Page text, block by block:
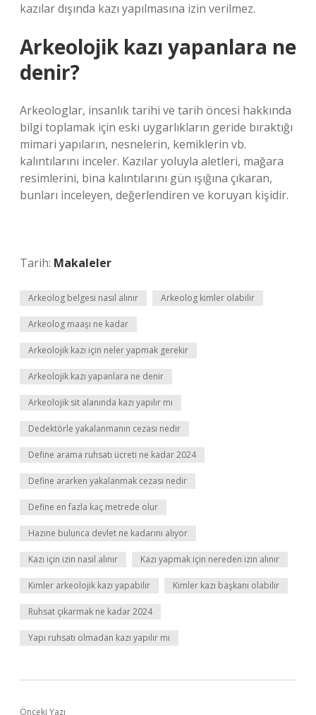
kazılar dışında kazı yapılmasına izin verilmez.
Arkeolojik kazı yapanlara ne
denir?
Arkeologlar, insanlık tarihi ve tarih öncesi hakkında
bilgi toplamak için eski uygarlıkların geride bıraktığı
mimari yapıların, nesnelerin, kemiklerin vb.
kalıntılarını inceler. Kazılar yoluyla aletleri, mağara
resimlerini, bina kalıntılarını gün ışığına çıkaran,
bunları inceleyen, değerlendiren ve koruyan kişidir.
Tarih: Makaleler
Arkeolog belgesi nasıl alınır Arkeolog kimler olabilir
Arkeolog maaşı ne kadar
Arkeolojik kazı için neler yapmak gerekir
Arkeolojik kazı yapanlara ne denir
Arkeolojik sit alanında kazı yapılır mı
Dedektörle yakalanmanın cezası nedir
Define arama ruhsatı ücreti ne kadar 2024
Define ararken yakalanmak cezası nedir
Define en fazla kaç metrede olur
Hazine bulunca devlet ne kadarını alıyor
Kazı için izin nasıl alınır Kazı yapmak için nereden izin alınır
Kimler arkeolojik kazı yapabilir Kimler kazı başkanı olabilir
Ruhsat çıkarmak ne kadar 2024
Yapı ruhsatı olmadan kazı yapılır mı
Önceki Yazı